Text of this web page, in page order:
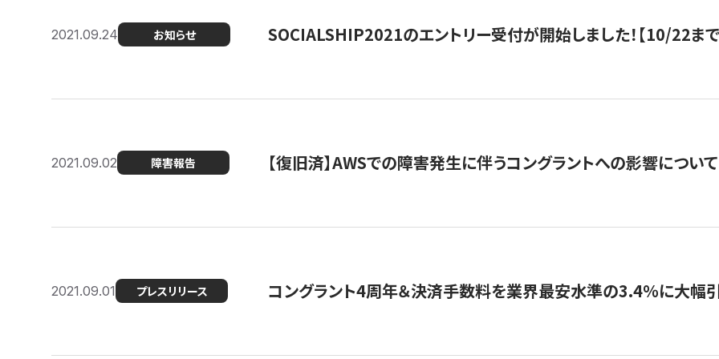
2021.09.24 お知らせ SOCIALSHIP2021のエントリー受付が開始しました！【10/22まで
2021.09.02 障害報告 【復旧済】AWSでの障害発生に伴うコングラントへの影響について
2021.09.01 プレスリリース コングラント4周年＆決済手数料を業界最安水準の3.4％に大幅